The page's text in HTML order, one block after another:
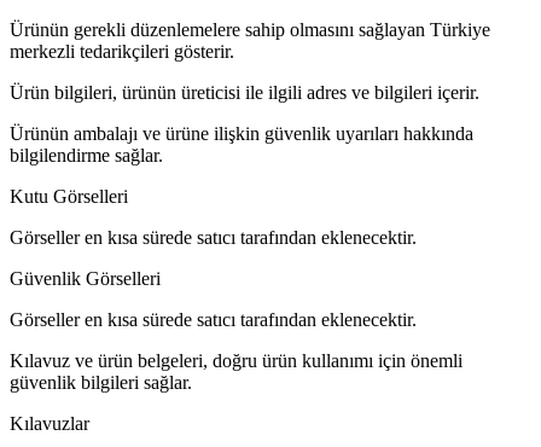
Ürünün gerekli düzenlemelere sahip olmasını sağlayan Türkiye
merkezli tedarikçileri gösterir.
Ürün bilgileri, ürünün üreticisi ile ilgili adres ve bilgileri içerir.
Ürünün ambalajı ve ürüne ilişkin güvenlik uyarıları hakkında
bilgilendirme sağlar.
Kutu Görselleri
Görseller en kısa sürede satıcı tarafından eklenecektir.
Güvenlik Görselleri
Görseller en kısa sürede satıcı tarafından eklenecektir.
Kılavuz ve ürün belgeleri, doğru ürün kullanımı için önemli
güvenlik bilgileri sağlar.
Kılavuzlar